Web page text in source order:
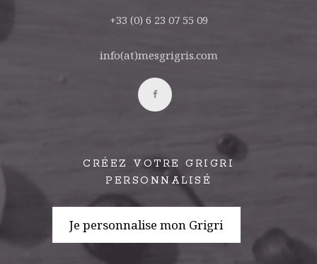
+33 (0) 6 23 07 55 09
info(at)mesgrigris.com
CRÉEZ VOTRE GRIGRI
PERSONNALISÉ
Je personnalise mon Grigri